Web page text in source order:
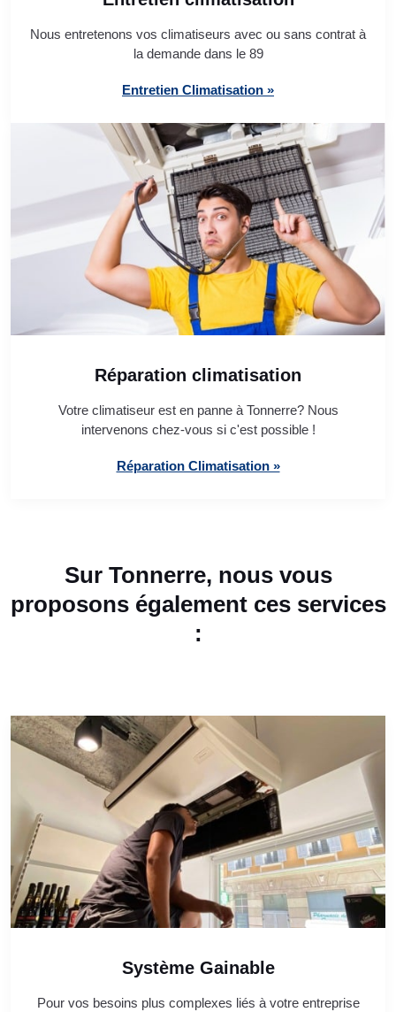
Nous entretenons vos climatiseurs avec ou sans contrat à
la demande dans le 89
Entretien Climatisation »
Réparation climatisation
Votre climatiseur est en panne à Tonnerre? Nous
intervenons chez-vous si c'est possible !
Réparation Climatisation »
Sur Tonnerre, nous vous
proposons également ces services
:
Système Gainable
Pour vos besoins plus complexes liés à votre entreprise